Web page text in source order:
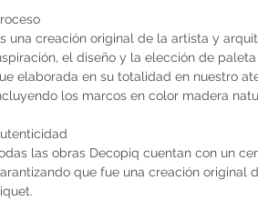
una creación original de la artista y
el diseño y la elección de
elaborada en su totalidad en nuestro
los marcos en color madera
las obras Decopiq cuentan con un
que fue una creación original